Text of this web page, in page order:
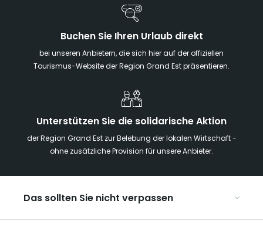
Buchen Sie Ihren Urlaub direkt
bei unseren Anbietern, die sich hier auf der offiziellen
Tourismus-Website der Region Grand Est präsentieren.
Unterstützen Sie die solidarische Aktion
der Region Grand Est zur Belebung der lokalen Wirtschaft -
ohne zusätzliche Provision für unsere Anbieter.
Das sollten Sie nicht verpassen